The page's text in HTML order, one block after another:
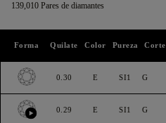
139,010 Pares de diamantes
Forma Quilate Color Pureza Corte
0.30 E SI1 G
0.29 E SI1 G